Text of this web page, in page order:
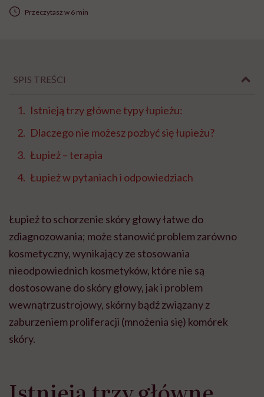
Przeczytasz w 6 min
SPIS TREŚCI
Istnieją trzy główne typy łupieżu:
Dlaczego nie możesz pozbyć się łupieżu?
Łupież – terapia
Łupież w pytaniach i odpowiedziach
Łupież to schorzenie skóry głowy łatwe do
zdiagnozowania; może stanowić problem zarówno
kosmetyczny, wynikający ze stosowania
nieodpowiednich kosmetyków, które nie są
dostosowane do skóry głowy, jak i problem
wewnątrzustrojowy, skórny bądź związany z
zaburzeniem proliferacji (mnożenia się) komórek
skóry.